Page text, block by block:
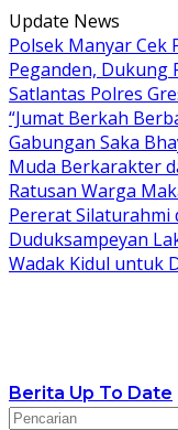
Langsung
ke
konten
Update News
Polsek Manyar Cek
Peganden, Dukung
Satlantas Polres
“Jumat Berkah
Gabungan Saka
Muda Berkarakter
Ratusan Warga
Pererat Silaturahmi
Duduksampeyan
Wadak Kidul untuk
Berita Up To Date